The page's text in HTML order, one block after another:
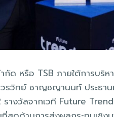
ด หรือ TSB ภายใต้การบริ
วรวิทย์ ชาญชญานนท์ ประธา
รางวัลจากเวที Future